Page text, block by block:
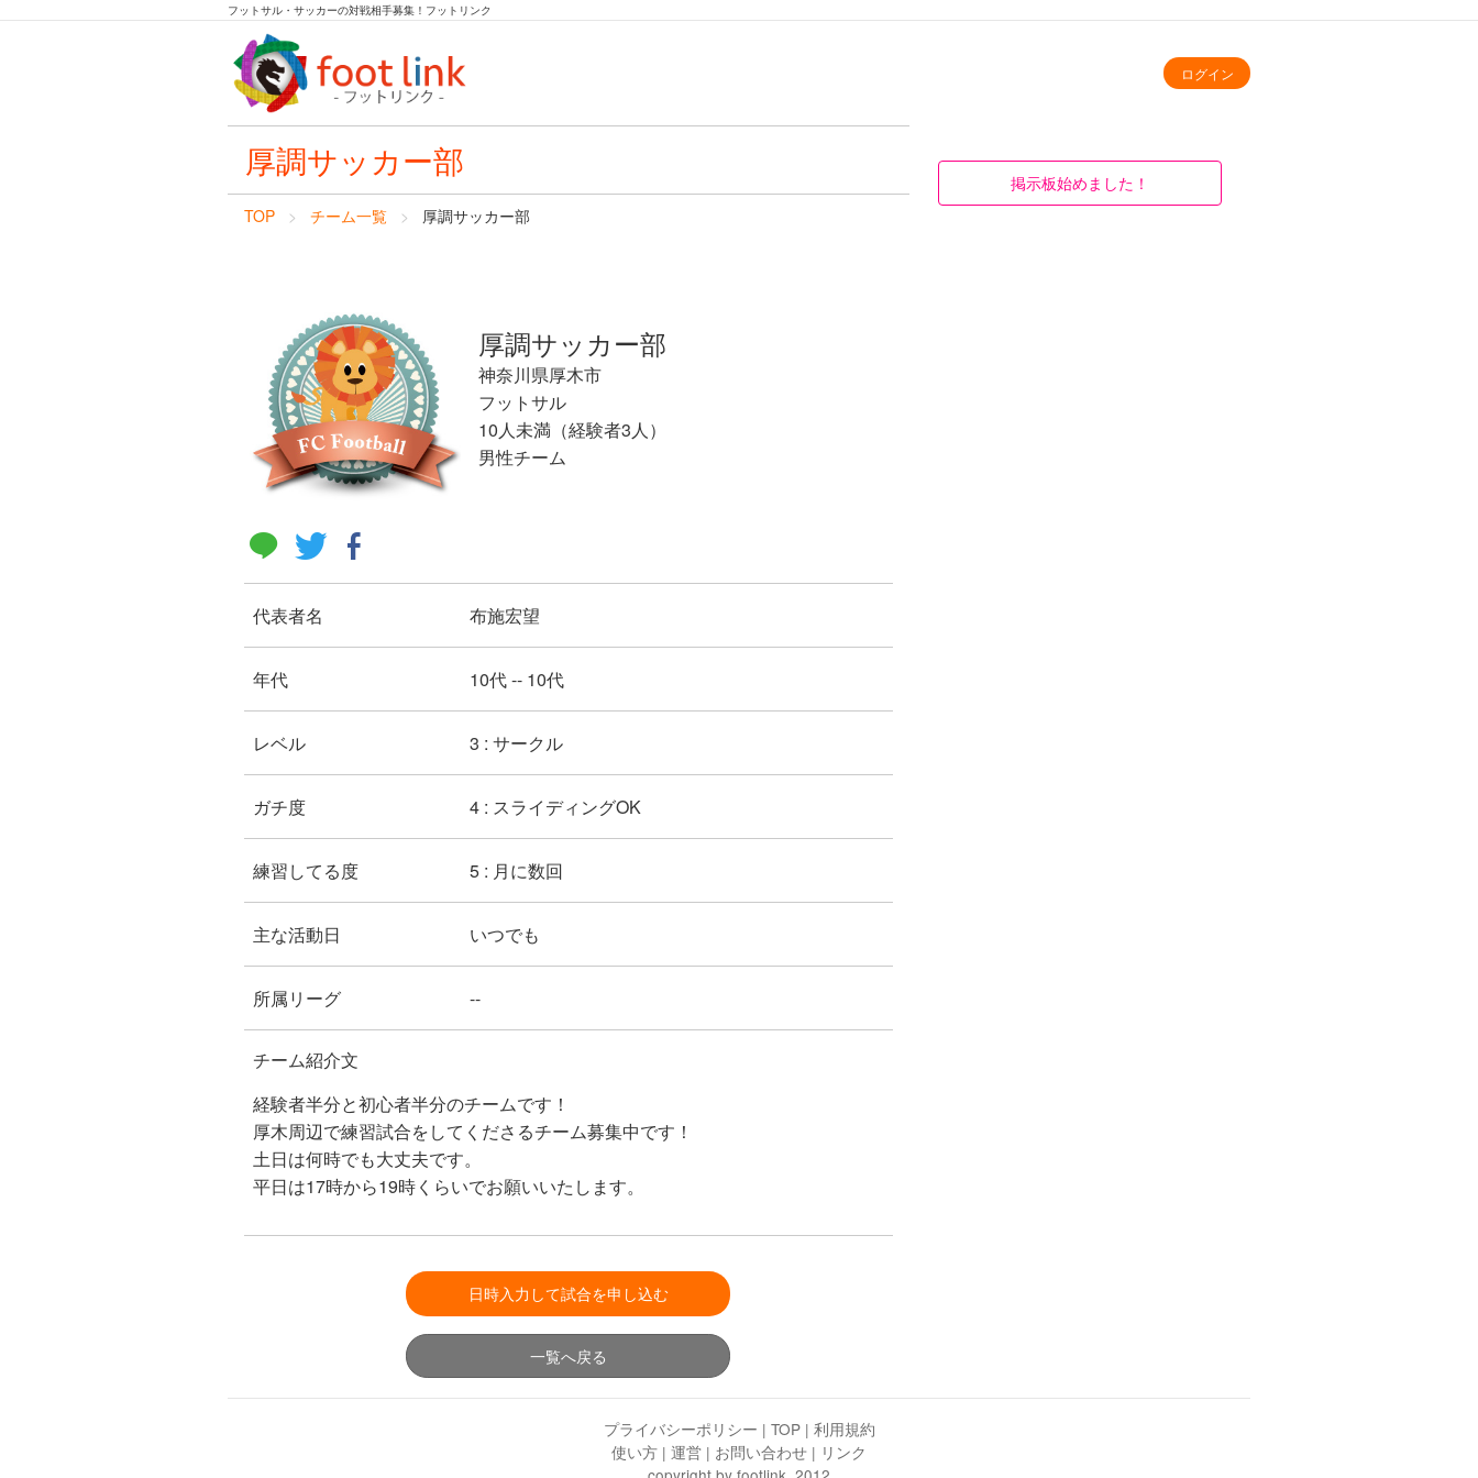
フットサル・サッカーの対戦相手募集！フットリンク
ログイン
厚調サッカー部
TOP チーム一覧 厚調サッカー部
厚調サッカー部
神奈川県厚木市
フットサル
10人未満（経験者3人）
男性チーム
代表者名 布施宏望
年代 10代 -- 10代
レベル 3 : サークル
ガチ度 4 : スライディングOK
練習してる度 5 : 月に数回
主な活動日 いつでも
所属リーグ --
チーム紹介文
経験者半分と初心者半分のチームです！
厚木周辺で練習試合をしてくださるチーム募集中です！
土日は何時でも大丈夫です。
平日は17時から19時くらいでお願いいたします。
日時入力して試合を申し込む
一覧へ戻る
掲示板始めました！
プライバシーポリシー | TOP| 利用規約
使い方 | 運営 | お問い合わせ | リンク